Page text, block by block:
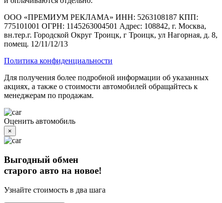
ООО «ПРЕМИУМ РЕКЛАМА» ИНН: 5263108187 КПП:
775101001 ОГРН: 1145263004501 Адрес: 108842, г. Москва,
вн.тер.г. Городской Округ Троицк, г Троицк, ул Нагорная, д. 8,
помещ. 12/11/12/13
Политика конфиденциальности
Для получения более подробной информации об указанных
акциях, а также о стоимости автомобилей обращайтесь к
менеджерам по продажам.
Оценить автомобиль
×
Выгодный обмен
старого авто на новое!
Узнайте стоимость в два шага